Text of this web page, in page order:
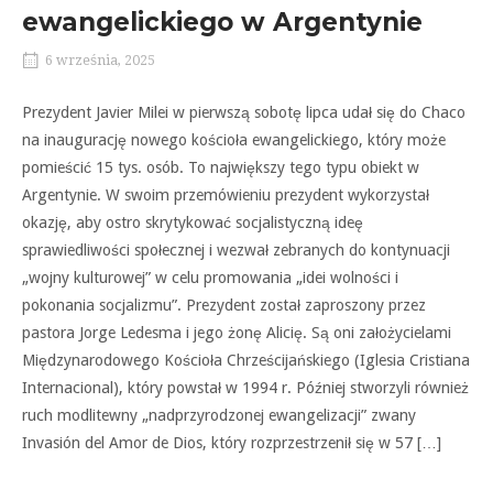
ewangelickiego w Argentynie
6 września, 2025
Prezydent Javier Milei w pierwszą sobotę lipca udał się do Chaco
na inaugurację nowego kościoła ewangelickiego, który może
pomieścić 15 tys. osób. To największy tego typu obiekt w
Argentynie. W swoim przemówieniu prezydent wykorzystał
okazję, aby ostro skrytykować socjalistyczną ideę
sprawiedliwości społecznej i wezwał zebranych do kontynuacji
„wojny kulturowej” w celu promowania „idei wolności i
pokonania socjalizmu”. Prezydent został zaproszony przez
pastora Jorge Ledesma i jego żonę Alicię. Są oni założycielami
Międzynarodowego Kościoła Chrześcijańskiego (Iglesia Cristiana
Internacional), który powstał w 1994 r. Później stworzyli również
ruch modlitewny „nadprzyrodzonej ewangelizacji” zwany
Invasión del Amor de Dios, który rozprzestrzenił się w 57 […]